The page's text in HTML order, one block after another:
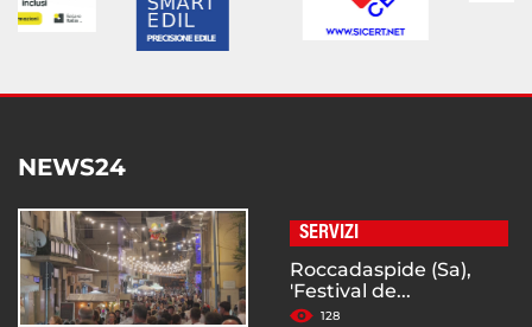
NEWS24
SERVIZI
Roccadaspide (Sa),
'Festival de...
128